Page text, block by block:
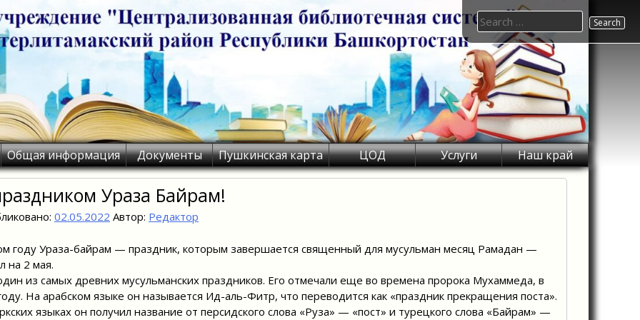
Общая информация Документы Пушкинская карта ЦОД Услуги Наш край
Search
for:
Ураза Байрам!
02.05.2022 Автор: Редактор
году Ураза-байрам — праздник, которым завершается священный для мусульман месяц Рамадан —
на 2 мая.
из самых древних мусульманских праздников. Его отмечали еще во времена пророка Мухаммеда, в
На арабском языке он называется Ид-аль-Фитр, что переводится как «праздник прекращения поста».
языках он получил название от персидского слова «Руза» — «пост» и турецкого слова «Байрам» —